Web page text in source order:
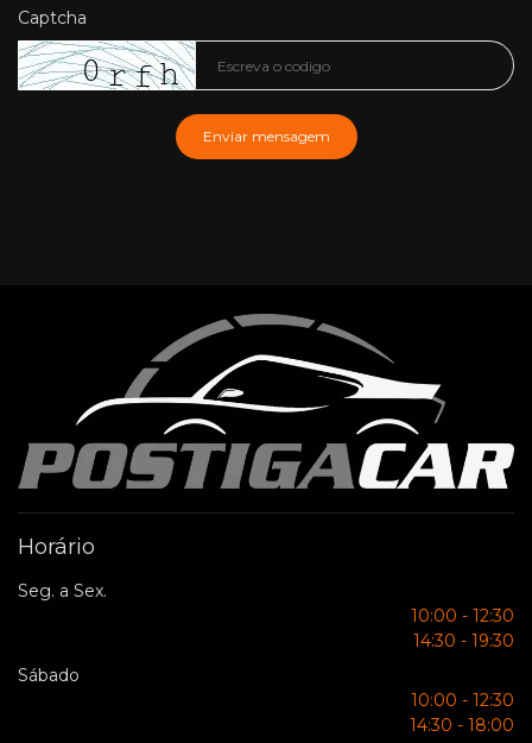
Captcha
Horário
Seg. a Sex.
10:00 - 12:30
14:30 - 19:30
Sábado
10:00 - 12:30
14:30 - 18:00